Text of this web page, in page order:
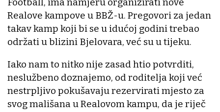
Realove kampove u BBŽ-u. Pregovori za jedan
takav kamp koji bi se u idućoj godini trebao
održati u blizini Bjelovara, već su u tijeku.
Iako nam to nitko nije zasad htio potvrditi,
neslužbeno doznajemo, od roditelja koji već
nestrpljivo pokušavaju rezervirati mjesto za
svog mališana u Realovom kampu, da je riječ